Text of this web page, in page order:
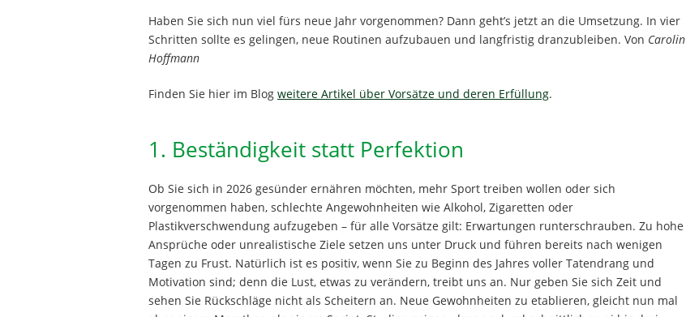
Haben Sie sich nun viel fürs neue Jahr vorgenommen? Dann geht’s jetzt an die Umsetzung. In vier
Schritten sollte es gelingen, neue Routinen aufzubauen und langfristig dranzubleiben. Von Carolin
Hoffmann
Finden Sie hier im Blog weitere Artikel über Vorsätze und deren Erfüllung.
1. Beständigkeit statt Perfektion
Ob Sie sich in 2026 gesünder ernähren möchten, mehr Sport treiben wollen oder sich
vorgenommen haben, schlechte Angewohnheiten wie Alkohol, Zigaretten oder
Plastikverschwendung aufzugeben – für alle Vorsätze gilt: Erwartungen runterschrauben. Zu hohe
Ansprüche oder unrealistische Ziele setzen uns unter Druck und führen bereits nach wenigen
Tagen zu Frust. Natürlich ist es positiv, wenn Sie zu Beginn des Jahres voller Tatendrang und
Motivation sind; denn die Lust, etwas zu verändern, treibt uns an. Nur geben Sie sich Zeit und
sehen Sie Rückschläge nicht als Scheitern an. Neue Gewohnheiten zu etablieren, gleicht nun mal